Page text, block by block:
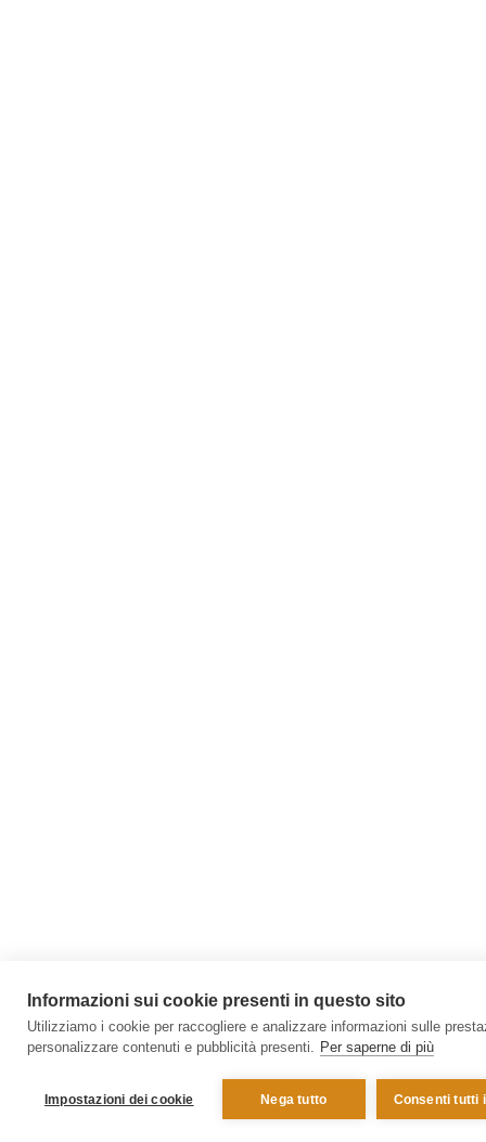
Informazioni sui cookie presenti in questo sito
Utilizziamo i cookie per raccogliere e analizzare informazioni sulle
personalizzare contenuti e pubblicità presenti. Per saperne di più
Impostazioni dei cookie Nega tutto Consenti tutti